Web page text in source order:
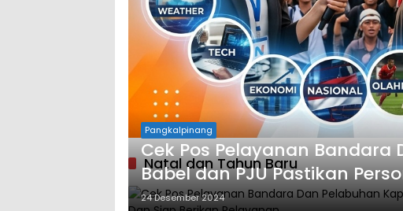
Natal dan Tahun Baru
Pangkalpinang
Cek Pos Pelayanan Bandara
Babel dan PJU Pastikan
Berikan Pelayanan
24 Desember 2024